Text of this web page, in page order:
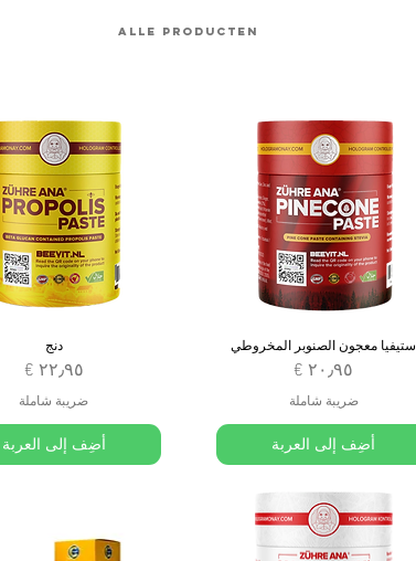
ALLE PRODUCTEN
ستيفيا معجون الصنوبر المخروطي
السعر
ضريبة شاملة
أضِف إلى العربة
دنج
السعر
ضريبة شاملة
أضِف إلى العربة